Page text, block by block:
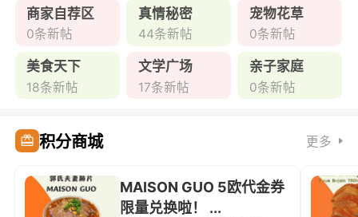
商家自荐区
0条新帖
真情秘密
44条新帖
宠物花草
0条新帖
美食天下
18条新帖
文学广场
17条新帖
亲子家庭
0条新帖
积分商城 更多
MAISON GUO 5欧代金券
限量兑换啦！ ...